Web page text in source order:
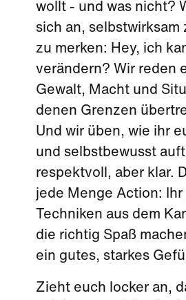
wollt - und was nicht?
sich an, selbstwirksam
zu merken: Hey, ich
verändern? Wir reden
Gewalt, Macht und
denen Grenzen
Und wir üben, wie ihr
und selbstbewusst
respektvoll, aber klar.
jede Menge Action:
Techniken aus dem
die richtig Spaß
ein gutes, starkes
Zieht euch locker an,